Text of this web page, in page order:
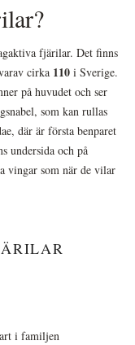
fjärilar. Det finns
cirka 110 i Sverige.
på huvudet och ser
som kan rullas
där är första benparet
undersida och på
vingar som när de vilar
i familjen